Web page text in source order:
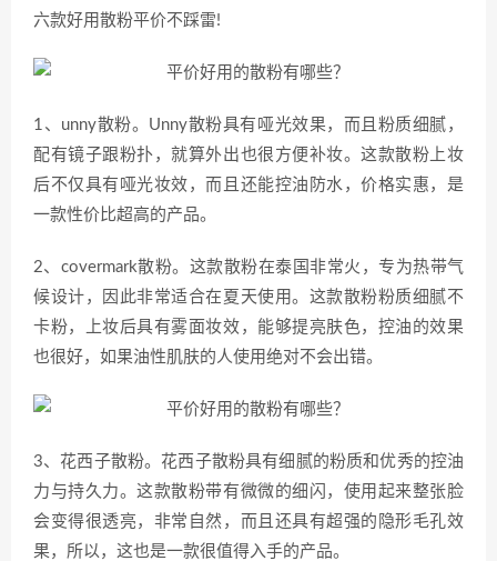
六款好用散粉平价不踩雷!
1、unny散粉。Unny散粉具有哑光效果，而且粉质细腻，
配有镜子跟粉扑，就算外出也很方便补妆。这款散粉上妆
后不仅具有哑光妆效，而且还能控油防水，价格实惠，是
一款性价比超高的产品。
2、covermark散粉。这款散粉在泰国非常火，专为热带气
候设计，因此非常适合在夏天使用。这款散粉粉质细腻不
卡粉，上妆后具有雾面妆效，能够提亮肤色，控油的效果
也很好，如果油性肌肤的人使用绝对不会出错。
3、花西子散粉。花西子散粉具有细腻的粉质和优秀的控油
力与持久力。这款散粉带有微微的细闪，使用起来整张脸
会变得很透亮，非常自然，而且还具有超强的隐形毛孔效
果，所以，这也是一款很值得入手的产品。